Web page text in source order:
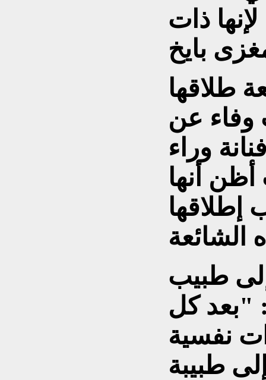
ذات
طلاقها
وفاء عن
وراء
أنها
طبيب
"بعد كل
نفسية
طبيبة